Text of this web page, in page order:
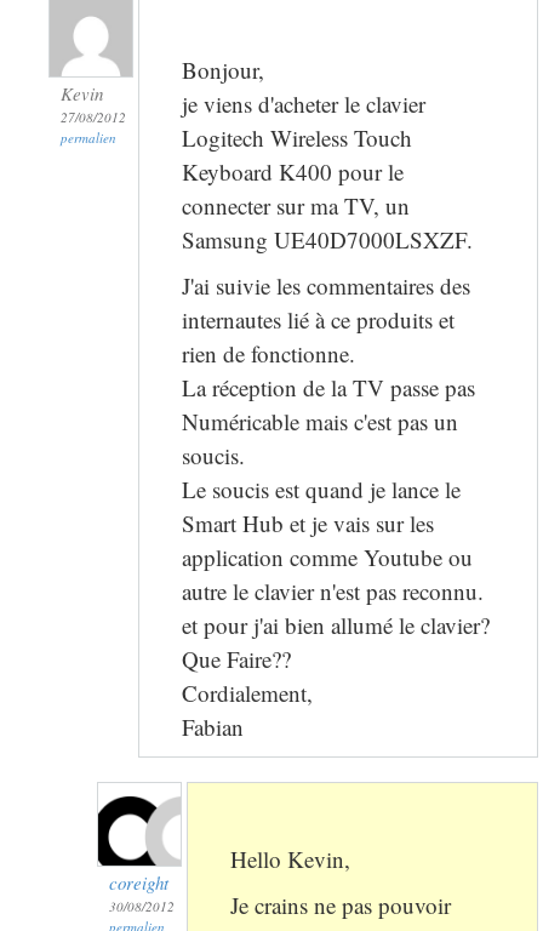
Kevin
27/08/2012
permalien
Bonjour,
je viens d'acheter le clavier
Logitech Wireless Touch
Keyboard K400 pour le
connecter sur ma TV, un
Samsung UE40D7000LSXZF.
J'ai suivie les commentaires des
internautes lié à ce produits et
rien de fonctionne.
La réception de la TV passe pas
Numéricable mais c'est pas un
soucis.
Le soucis est quand je lance le
Smart Hub et je vais sur les
application comme Youtube ou
autre le clavier n'est pas reconnu.
et pour j'ai bien allumé le clavier?
Que Faire??
Cordialement,
Fabian
coreight
30/08/2012
permalien
Hello Kevin,
Je crains ne pas pouvoir